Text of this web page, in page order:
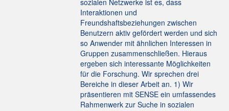
sozialen Netzwerke ist es, dass
Interaktionen und
Freundshaftsbeziehungen zwischen
Benutzern aktiv gefördert werden und sich
so Anwender mit ähnlichen Interessen in
Gruppen zusammenschließen. Hieraus
ergeben sich interessante Möglichkeiten
für die Forschung. Wir sprechen drei
Bereiche in dieser Arbeit an. 1) Wir
präsentieren mit SENSE ein umfassendes
Rahmenwerk zur Suche in sozialen